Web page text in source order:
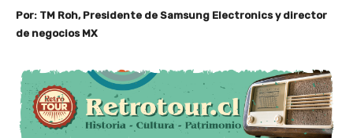
Por: TM Roh, Presidente de Samsung Electronics y director
de negocios MX